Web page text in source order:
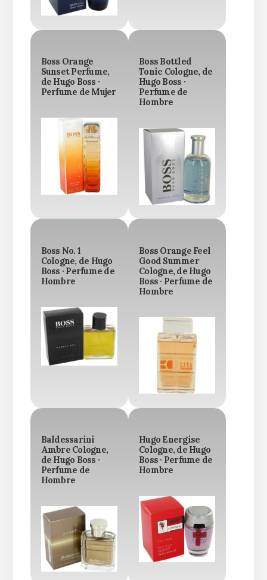
Boss Orange
Sunset Perfume,
de Hugo Boss ·
Perfume de Mujer
Boss Bottled
Tonic Cologne, de
Hugo Boss ·
Perfume de
Hombre
Boss No. 1
Cologne, de Hugo
Boss · Perfume de
Hombre
Boss Orange Feel
Good Summer
Cologne, de Hugo
Boss · Perfume de
Hombre
Baldessarini
Ambre Cologne,
de Hugo Boss ·
Perfume de
Hombre
Hugo Energise
Cologne, de Hugo
Boss · Perfume de
Hombre